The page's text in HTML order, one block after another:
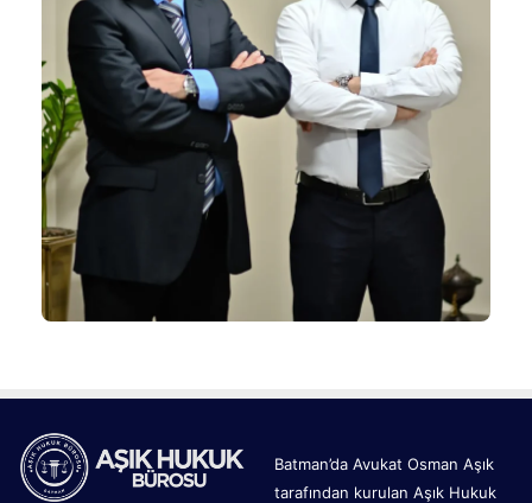
Batman’da Avukat Osman Aşık
tarafından kurulan Aşık Hukuk